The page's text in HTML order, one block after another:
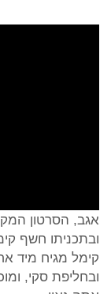
אגב, הסרטון
ובתכניתו חשף
קימל מגיח מיד
ובחליפת סקי,